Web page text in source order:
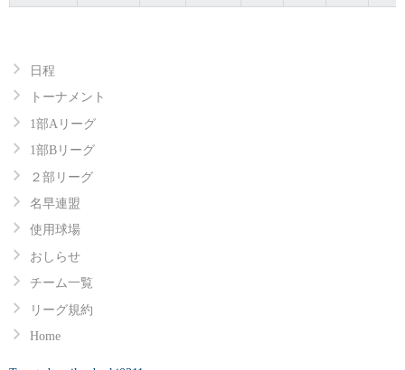
日程
トーナメント
1部Aリーグ
1部Bリーグ
２部リーグ
名早連盟
使用球場
おしらせ
チーム一覧
リーグ規約
Home